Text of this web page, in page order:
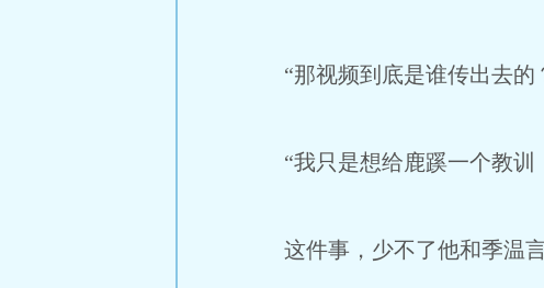
“那视频到底是谁传出去的
“我只是想给鹿蹊一个教训
这件事，少不了他和季温言